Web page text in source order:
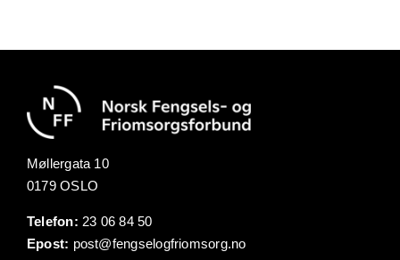
Møllergata 10
0179 OSLO
Telefon: 23 06 84 50
Epost: post@fengselogfriomsorg.no